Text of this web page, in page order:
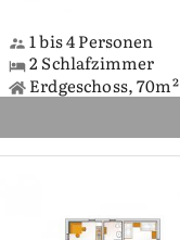
1 bis 4 Personen
2 Schlafzimmer
Erdgeschoss, 70m²